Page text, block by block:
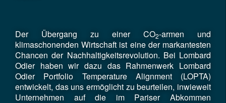
Der Übergang zu einer CO2-armen und
klimaschonenden Wirtschaft ist eine der markantesten
Chancen der Nachhaltigkeitsrevolution. Bei Lombard
Odier haben wir dazu das Rahmenwerk Lombard
Odier Portfolio Temperature Alignment (LOPTA)
entwickelt, das uns ermöglicht zu beurteilen, inwieweit
Unternehmen auf die im Pariser Abkommen